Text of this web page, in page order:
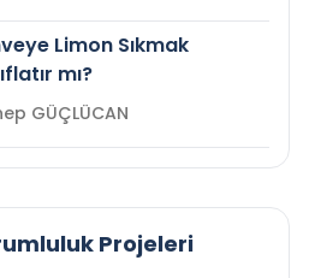
Limon Sıkmak
mı?
Zeynep GÜÇLÜCAN
Projeleri